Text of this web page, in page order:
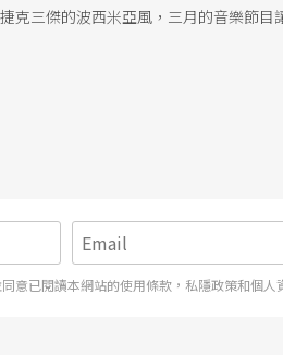
三傑的波西米亞風，三月的音樂節目
意已閱讀本網站的使用條款，私隱政策和個人